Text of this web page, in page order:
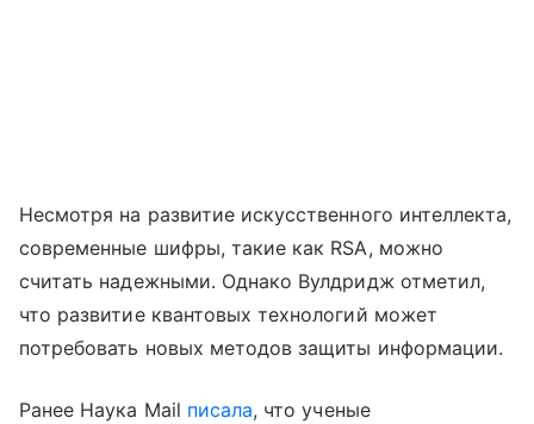
Несмотря на развитие искусственного интеллекта,
современные шифры, такие как RSA, можно
считать надежными. Однако Вулдридж отметил,
что развитие квантовых технологий может
потребовать новых методов защиты информации.
Ранее Наука Mail писала, что ученые